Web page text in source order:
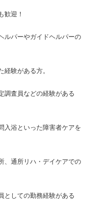
歓迎！
ルパーやガイドヘルパーの
経験がある方。
調査員などの経験がある
入浴といった障害者ケアを
、通所リハ・デイケアでの
としての勤務経験がある